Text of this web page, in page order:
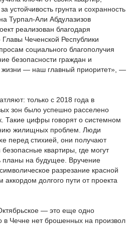
устойчивость грунта и сохранность
Турпал-Али Абдулазизов
реализован благодаря
Чеченской Республики
социального благополучия
безопасности граждан и
жизни — наш главный приоритет», —
только с 2018 года в
зон было успешно расселено
Такие цифры говорят о системном
жилищных проблем. Люди
перед стихией, они получают
квартиры, где могут
планы на будущее. Вручение
разрезание красной
долгого пути от проекта
— это еще одно
в Чечне нет брошенных на произвол